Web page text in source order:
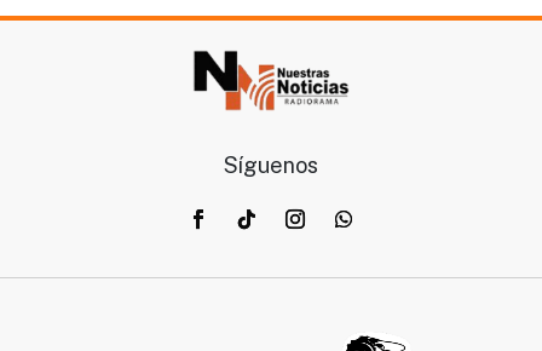
Conductor y Reportero en Nuestras Noticias.
Síguenos